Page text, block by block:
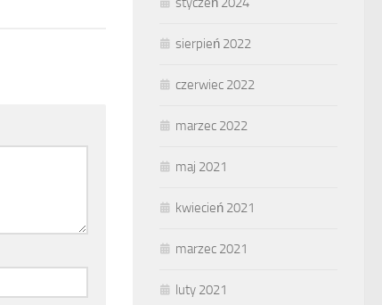
sierpień 2022
czerwiec 2022
marzec 2022
maj 2021
kwiecień 2021
marzec 2021
luty 2021